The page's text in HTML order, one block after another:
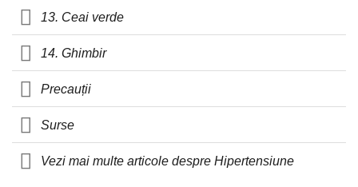
13. Ceai verde
14. Ghimbir
Precauții
Surse
Vezi mai multe articole despre Hipertensiune